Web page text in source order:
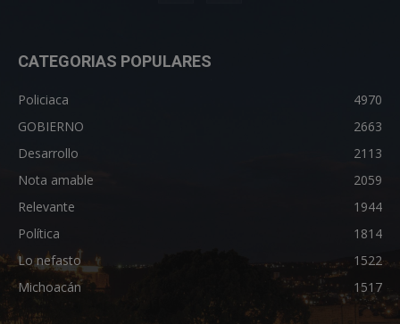
CATEGORIAS POPULARES
Policiaca
4970
GOBIERNO
2663
Desarrollo
2113
Nota amable
2059
Relevante
1944
Política
1814
Lo nefasto
1522
Michoacán
1517